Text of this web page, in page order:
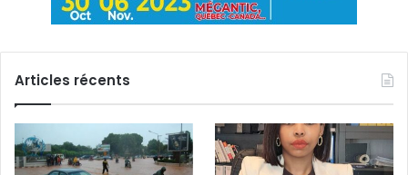
Articles récents